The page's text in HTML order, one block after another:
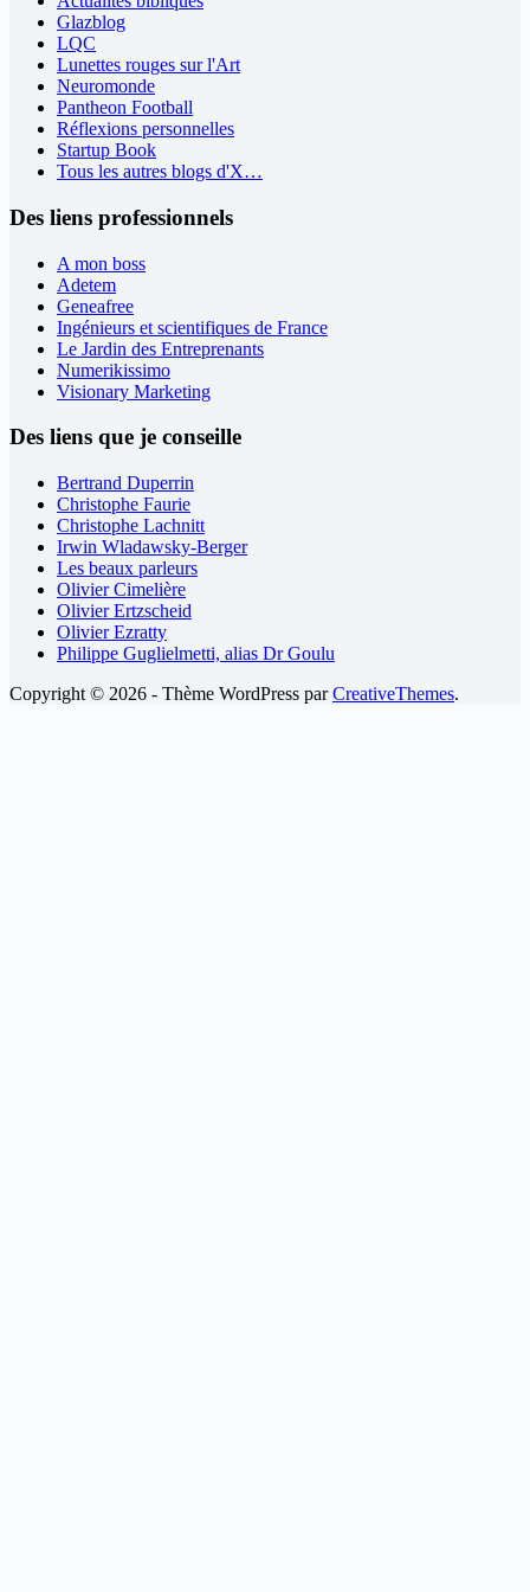
Glazblog
LQC
Lunettes rouges sur l'Art
Neuromonde
Pantheon Football
Réflexions personnelles
Startup Book
Tous les autres blogs d'X…
Des liens professionnels
A mon boss
Adetem
Geneafree
Ingénieurs et scientifiques de France
Le Jardin des Entreprenants
Numerikissimo
Visionary Marketing
Des liens que je conseille
Bertrand Duperrin
Christophe Faurie
Christophe Lachnitt
Irwin Wladawsky-Berger
Les beaux parleurs
Olivier Cimelière
Olivier Ertzscheid
Olivier Ezratty
Philippe Guglielmetti, alias Dr Goulu
Copyright © 2026 - Thème WordPress parCreativeThemes.